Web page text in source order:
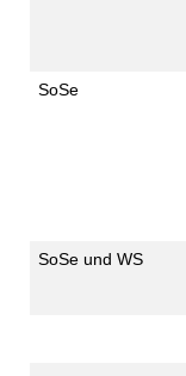
SoSe
SoSe und WS